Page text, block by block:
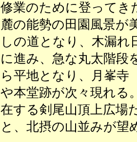
修業のために登ってき
麓の能勢の田園風景が
しの道となり、木漏
に進み、急な丸太階段
ら平地となり、月峯寺
や本堂跡が次々現れる
在する剣尾山頂上広場
と、北摂の山並みが望